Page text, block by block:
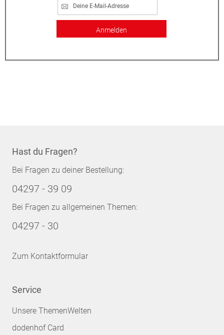
Anmelden
Hast du Fragen?
Bei Fragen zu deiner Bestellung:
04297 - 39 09
Bei Fragen zu allgemeinen Themen:
04297 - 30
Zum Kontaktformular
Service
Unsere ThemenWelten
dodenhof Card